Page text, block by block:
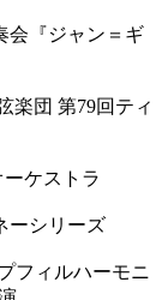
会『ジャン＝ギ
楽団 第79回ティ
ケストラ
ーシリーズ
フィルハーモニ